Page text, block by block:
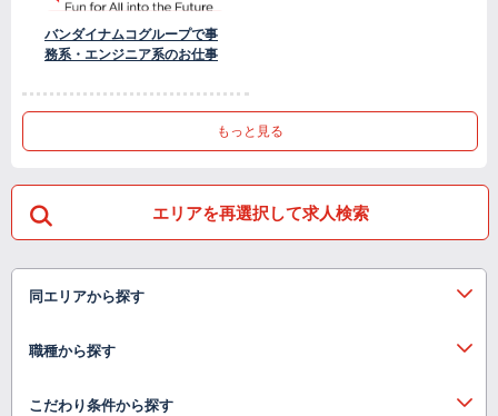
バンダイナムコグループで事
務系・エンジニア系のお仕事
もっと見る
エリアを再選択して求人検索
同エリアから探す
職種から探す
こだわり条件から探す